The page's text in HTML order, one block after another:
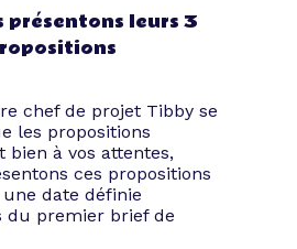
présentons leurs 3
chef de projet Tibby se
les propositions
bien à vos attentes,
ces propositions
date définie
du premier brief de